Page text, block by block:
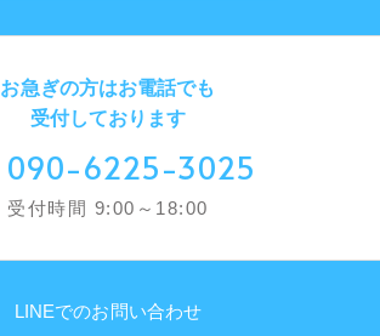
お急ぎの方はお電話でも
受付しております
090-6225-3025
受付時間 9:00～18:00
LINEでのお問い合わせ